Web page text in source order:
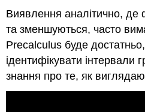
Виявлення аналітично, де
та зменшуються, часто
Precalculus буде
ідентифікувати інтервали
знання про те, як